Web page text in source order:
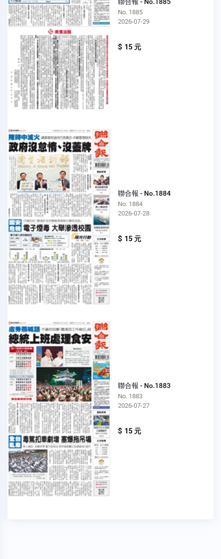
No. 1885
2026-07-29
$ 15 元
聯合報 - No.1884
No. 1884
2026-07-28
$ 15 元
聯合報 - No.1883
No. 1883
2026-07-27
$ 15 元